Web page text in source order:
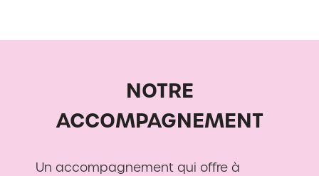
NOTRE
ACCOMPAGNEMENT
Un accompagnement qui offre à